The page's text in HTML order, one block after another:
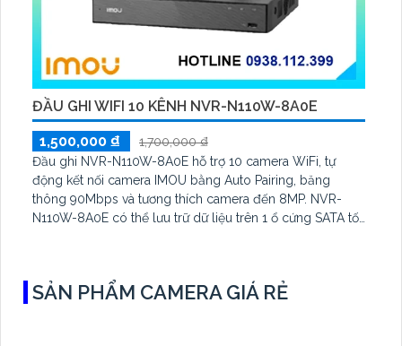
ĐẦU GHI WIFI 10 KÊNH NVR-N110W-8A0E
1,500,000 ₫
1,700,000 ₫
Đầu ghi NVR-N110W-8A0E hỗ trợ 10 camera WiFi, tự
động kết nối camera IMOU bằng Auto Pairing, băng
thông 90Mbps và tương thích camera đến 8MP. NVR-
N110W-8A0E có thể lưu trữ dữ liệu trên 1 ổ cứng SATA tối
SẢN PHẨM CAMERA GIÁ RẺ